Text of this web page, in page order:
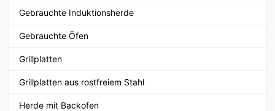
Gebrauchte Induktionsherde
Gebrauchte Öfen
Grillplatten
Grillplatten aus rostfreiem Stahl
Herde mit Backofen